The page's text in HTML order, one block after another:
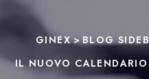
GINEX>BLOG
IL NUOVO CALENDARIO